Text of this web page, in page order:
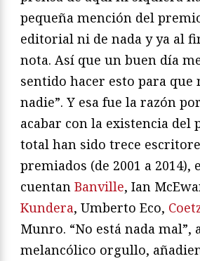
pequeña mención del
editorial ni de nada y ya al
nota. Así que un buen día
sentido hacer esto para que
nadie”. Y esa fue la razón
acabar con la existencia del
total han sido trece
premiados (de 2001 a 2014),
cuentan Banville, Ian
Kundera, Umberto Eco,
Munro. “No está nada mal”,
melancólico orgullo,